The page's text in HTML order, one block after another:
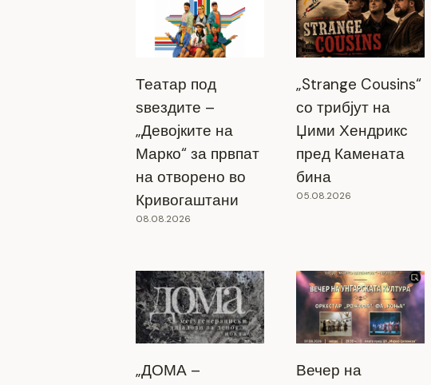
Театар под
ѕвездите –
„Девојките на
Марко“ за првпат
на отворено во
Кривогаштани
08.08.2026
„Strange Cousins“
со трибјут на
Џими Хендрикс
пред Камената
бина
05.08.2026
„ДОМА –
Вечер на